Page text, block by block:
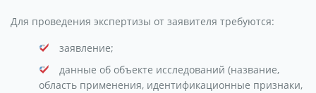
Для проведения экспертизы от заявителя требуются:
заявление;
данные об объекте исследований (название,
область применения, идентификационные признаки,